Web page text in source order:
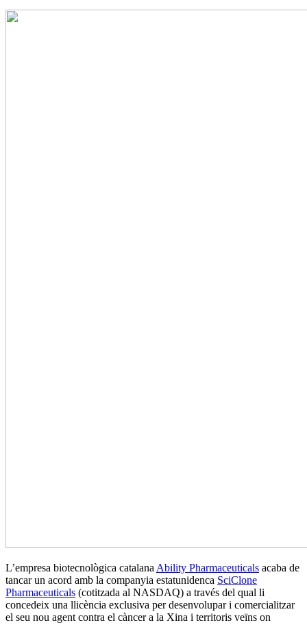
L’empresa biotecnològica catalanaAbility Pharmaceuticals acaba de
tancar un acord amb la companyia estatunidenca SciClone
Pharmaceuticals (cotitzada al NASDAQ) a través del qual li
concedeix una llicència exclusiva per desenvolupar i comercialitzar
el seu nou agent contra el càncer a la Xina i territoris veïns on